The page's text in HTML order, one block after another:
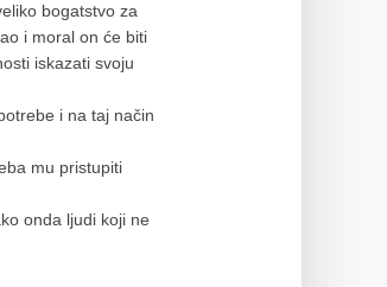
bogatstvo za
i moral on će biti
iskazati svoju
i na taj način
mu pristupiti
onda ljudi koji ne